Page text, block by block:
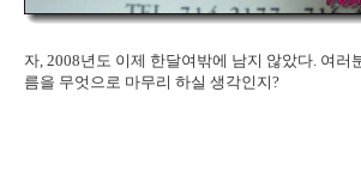
자, 2008년도 이제 한달여밖에 남지 않았다. 여러
름을 무엇으로 마무리 하실 생각인지?